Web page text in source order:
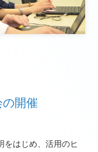
開催
をはじめ、活用のヒ